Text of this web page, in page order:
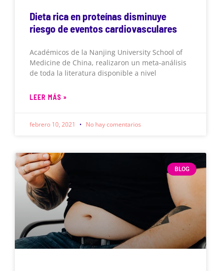
Dieta rica en proteínas disminuye
riesgo de eventos cardiovasculares
Académicos de la Nanjing University School of
Medicine de China, realizaron un meta-análisis
de toda la literatura disponible a nivel
LEER MÁS »
febrero 10, 2021 No hay comentarios
BLOG